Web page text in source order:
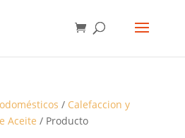
/ Calefaccion y
Aceite / Producto